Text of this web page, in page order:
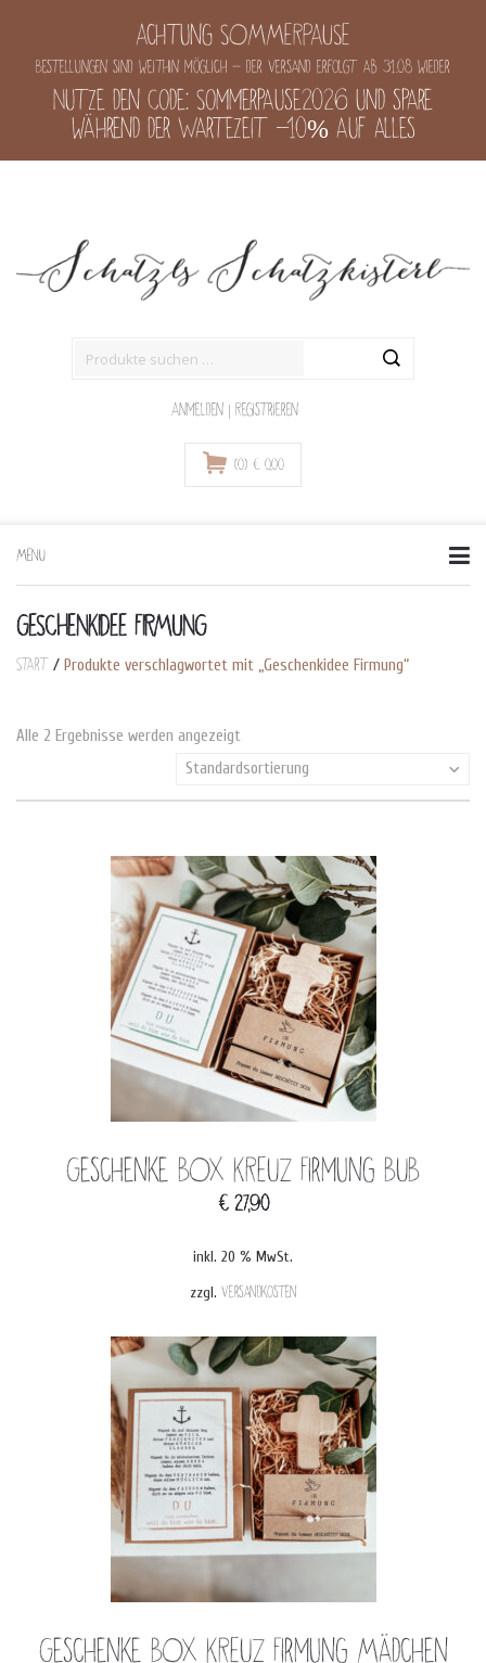
Achtung SOMMERPAUSE
Bestellungen sind weithin möglich - der Versand erfolgt ab 31.08 wieder
Nutze den Code: Sommerpause2026 und spare
während der Wartezeit -10% auf alles
Anmelden | Registrieren
(0) € 0,00
MENU
to
GESCHENKIDEE FIRMUNG
Start / Produkte verschlagwortet mit „Geschenkidee Firmung“
Alle 2 Ergebnisse werden angezeigt
Standardsortierung
Geschenke BOX KREUZ Firmung BUB
€27,90
inkl. 20 % MwSt.
zzgl. Versandkosten
Geschenke BOX KREUZ Firmung Mädchen